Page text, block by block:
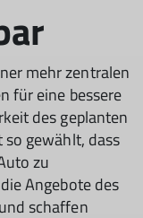
mehr zentralen
für eine bessere
des geplanten
gewählt, dass
zu
Angebote des
schaffen